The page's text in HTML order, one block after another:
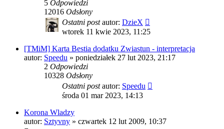
5 Odpowiedzi
12016 Odsłony
Ostatni postautor: DzieX
wtorek 11 kwie 2023, 11:25
[TMiM] Karta Bestia dodatku Zwiastun - interpretacja
autor: Speedu » poniedziałek 27 lut 2023, 21:17
2 Odpowiedzi
10328 Odsłony
Ostatni postautor: Speedu
środa 01 mar 2023, 14:13
Korona Wladzy
autor: Sztyvny » czwartek 12 lut 2009, 10:37